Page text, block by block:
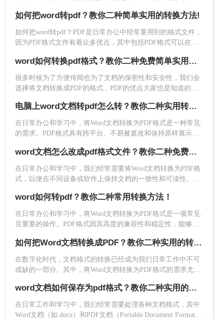
2、选择PDF转换-Word转PDF，支持上传doc、
docx、xps格式的文件进行转换。
输和分享后没有乱码问题。那么，怎么word转pdf呢？接下来分
享二种实用的转换方法，让我们一起来看看。
如何把word转pdf？教你二种简单实用的转换方法!
如何把word转pdf？PDF是日常办公中经常要用到的格式文件，
因为PDF格式文件有着众多优点，其中包括PDF格式可以在多
适性好，而且PDF文件格式更为正式，传输起来也比较方便，
下面小编将为你分享二种word转pdf的操作方法，有此需求的小
伙伴不妨过来看看!
word如何转换pdf格式？教你二种免费简单实用的转换方法！
很多时候为了方便传阅也为了文档的保密性和安全性，我们会
选择将文档转换成PDF的格式，PDF的优点大家也是知道的，
作呢？word转pdf很简单的，接下来一起看看word如何转换pdf
格式吧。
电脑上word文档转pdf怎么转？教你二种实用转换方法！
在日常办公和学习中，将Word文档转换为PDF格式是一种常见
的需求。PDF格式具有跨平台、不易被篡改和保持原样展示等
word文档转pdf怎么转呢？本文将介绍两种将Word文档转换为
PDF的方法。
word文档怎么改成pdf格式文件？教你二种免费转换方法！
在日常办公和学习中，我们经常需要将Word文档转换为PDF格
式，以便在不同设备或软件上保持文档的一致性和可读性。
用。那么word文档怎么改成pdf格式文件呢？下面将介绍两种将
Word文档转换为PDF格式的方法，帮助您轻松实现格式转换。
word如何转pdf？教你二种常用转换方法！
在日常办公和学习中，将Word文档转换为PDF格式是一项常见
且重要的操作。PDF格式因其高度的兼容性和稳定性，能够确
word如何转pdf呢？本文将介绍两种将Word转PDF的方法。 如何把Word文档转换成PDF？教你二种实用的转PDF方法！
在数字化时代，文档格式的转换已经成为我们日常工作中不可
或缺的一部分。其中，将Word文档转换为PDF格式的需求尤为
性等特点。本文将详细介绍如何把Word文档转换成PDF，帮助
大家更好地应对工作需求。
word文档如何保存为pdf格式？教你二种实用的转PDF方法！
在日常工作和学习中，我们经常需要处理各种文档格式，其中
Word文档（如.docx）和PDF文档（Portable Document Format）